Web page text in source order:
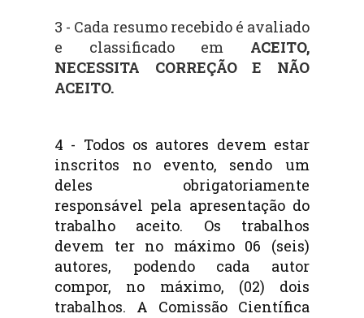
3 - Cada resumo recebido é avaliado
e classificado em ACEITO,
NECESSITA CORREÇÃO E NÃO
ACEITO.
4 - Todos os autores devem estar
inscritos no evento, sendo um
deles obrigatoriamente
responsável pela apresentação do
trabalho aceito. Os trabalhos
devem ter no máximo 06 (seis)
autores, podendo cada autor
compor, no máximo, (02) dois
trabalhos. A Comissão Científica